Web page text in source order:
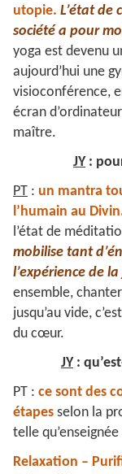
utopie. L’état de
société a pour
yoga est devenu
aujourd’hui une
visioconférence,
écran
maître.
JY :
PT : un mantra
l’humain au
l’état de
mobilise tant
l’expérience de
ensemble,
jusqu’au vide,
du cœur.
JY :
PT : ce sont des
étapes selon la
telle
Relaxation –